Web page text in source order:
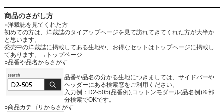
商品のさがし方
○洋裁誌を見てくれた方
初めての方は、洋裁誌のタイアップページを見て訪れてきてくれた方が大半か
と思います。
発売中の洋裁誌に掲載してある生地や、お得なセットはトップページに掲載し
てあります。
→トップページ
○品番や品名からさがす
品番や品名の分かる生地につきましては、サイドバーや
ヘッダーにある検索窓をご利用ください。
入力例：D2-505(品番例),コットンモダール(品名例)※部
分検索でOKです。
○商品カテゴリからさがす